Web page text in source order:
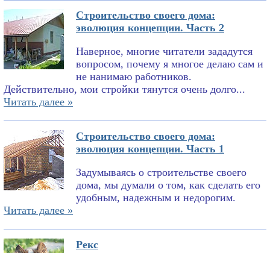
Строительство своего дома:
эволюция концепции. Часть 2
Наверное, многие читатели зададутся
вопросом, почему я многое делаю сам и
не нанимаю работников.
Действительно, мои стройки тянутся очень долго...
Читать далее »
Строительство своего дома:
эволюция концепции. Часть 1
Задумываясь о строительстве своего
дома, мы думали о том, как сделать его
удобным, надежным и недорогим.
Читать далее »
Рекс